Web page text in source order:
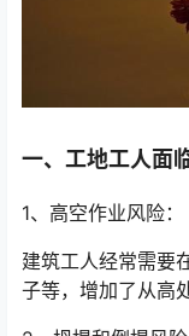
一、工地工人面
1、高空作业风险：
建筑工人经常需要
子等，增加了从高